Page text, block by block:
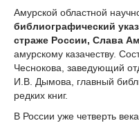
Амурской областной
библиографический
страже России, Слава
амурскому казачеству.
Чеснокова, заведующий
И.В. Дымова, главный
редких книг.
В России уже четверть